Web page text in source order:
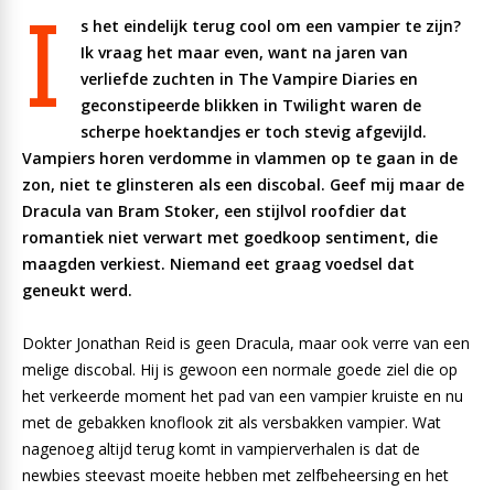
I
s het eindelijk terug cool om een vampier te zijn?
Ik vraag het maar even, want na jaren van
verliefde zuchten in The Vampire Diaries en
geconstipeerde blikken in Twilight waren de
scherpe hoektandjes er toch stevig afgevijld.
Vampiers horen verdomme in vlammen op te gaan in de
zon, niet te glinsteren als een discobal. Geef mij maar de
Dracula van Bram Stoker, een stijlvol roofdier dat
romantiek niet verwart met goedkoop sentiment, die
maagden verkiest. Niemand eet graag voedsel dat
geneukt werd.
Dokter Jonathan Reid is geen Dracula, maar ook verre van een
melige discobal. Hij is gewoon een normale goede ziel die op
het verkeerde moment het pad van een vampier kruiste en nu
met de gebakken knoflook zit als versbakken vampier. Wat
nagenoeg altijd terug komt in vampierverhalen is dat de
newbies steevast moeite hebben met zelfbeheersing en het